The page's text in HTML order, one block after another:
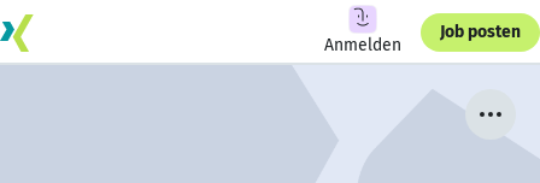
Anmelden
Job posten